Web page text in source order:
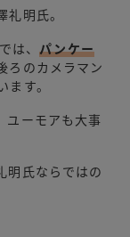
明氏。
は、パンケー
ろのカメラマン
す。
ユーモアも大事
明氏ならではの